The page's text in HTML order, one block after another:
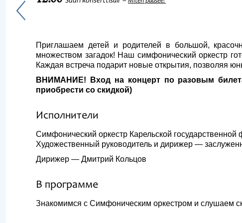
Приглашаем детей и родителей в большой,
множеством загадок! Наш симфонический оркестр
Каждая встреча подарит новые открытия, позволяя
ВНИМАНИЕ! Вход на концерт по разовым
приобрести со скидкой)
Исполнители
Симфонический оркестр Карельской
Художественный руководитель и дирижер —
Дирижер — Дмитрий Кольцов
В программе
Знакомимся с Симфоническим оркестром и слушаем